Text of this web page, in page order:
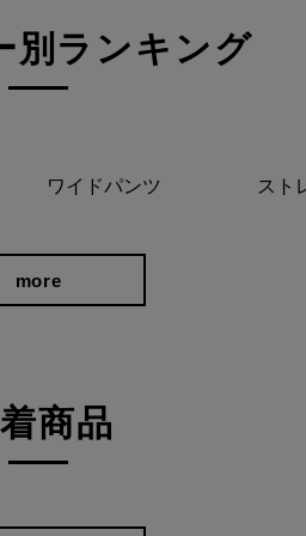
別ランキング
ワイドパンツ スト
more
商品